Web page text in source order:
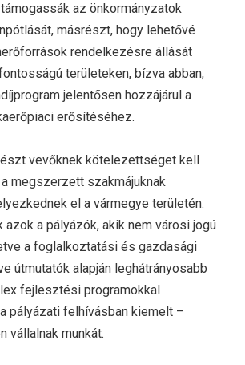
az önkormányzatok
másrészt, hogy lehetővé
rendelkezésre állását
területeken, bízva abban,
jelentősen hozzájárul a
erősítéséhez.
vevőknek kötelezettséget kell
megszerzett szakmájuknak
el a vármegye területén.
azok a pályázók, akik nem városi jogú
a foglalkoztatási és gazdasági
útmutatók alapján leghátrányosabb
fejlesztési programokkal
pályázati felhívásban kiemelt –
vállalnak munkát.